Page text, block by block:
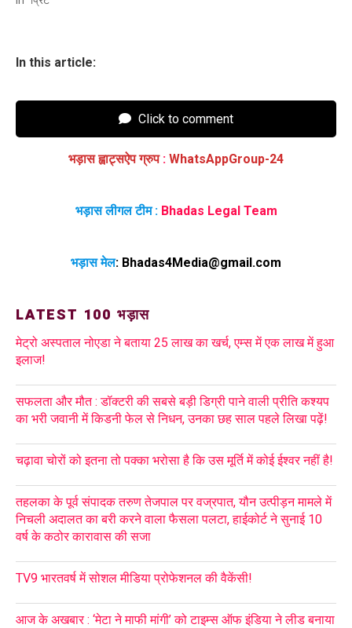
In this article:
Click to comment
भड़ास ह्वाट्सऐप ग्रुप : WhatsAppGroup-24
भड़ास लीगल टीम : Bhadas Legal Team
भड़ास मेल: Bhadas4Media@gmail.com
LATEST 100 भड़ास
मेट्रो अस्पताल नोएडा ने बताया 25 लाख का खर्च, एम्स में एक लाख में हुआ
इलाज!
सफलता और मौत : डॉक्टरी की सबसे बड़ी डिग्री पाने वाली प्रीति कश्यप
का भरी जवानी में किडनी फेल से निधन, उनका छह साल पहले लिखा पढ़ें!
चढ़ावा चोरों को इतना तो पक्का भरोसा है कि उस मूर्ति में कोई ईश्वर नहीं है!
तहलका के पूर्व संपादक तरुण तेजपाल पर वज्रपात, यौन उत्पीड़न मामले में
निचली अदालत का बरी करने वाला फैसला पलटा, हाईकोर्ट ने सुनाई 10
वर्ष के कठोर कारावास की सजा
TV9 भारतवर्ष में सोशल मीडिया प्रोफेशनल की वैकेंसी!
आज के अखबार : ‘मेटा ने माफी मांगी’ को टाइम्स ऑफ इंडिया ने लीड बनाया